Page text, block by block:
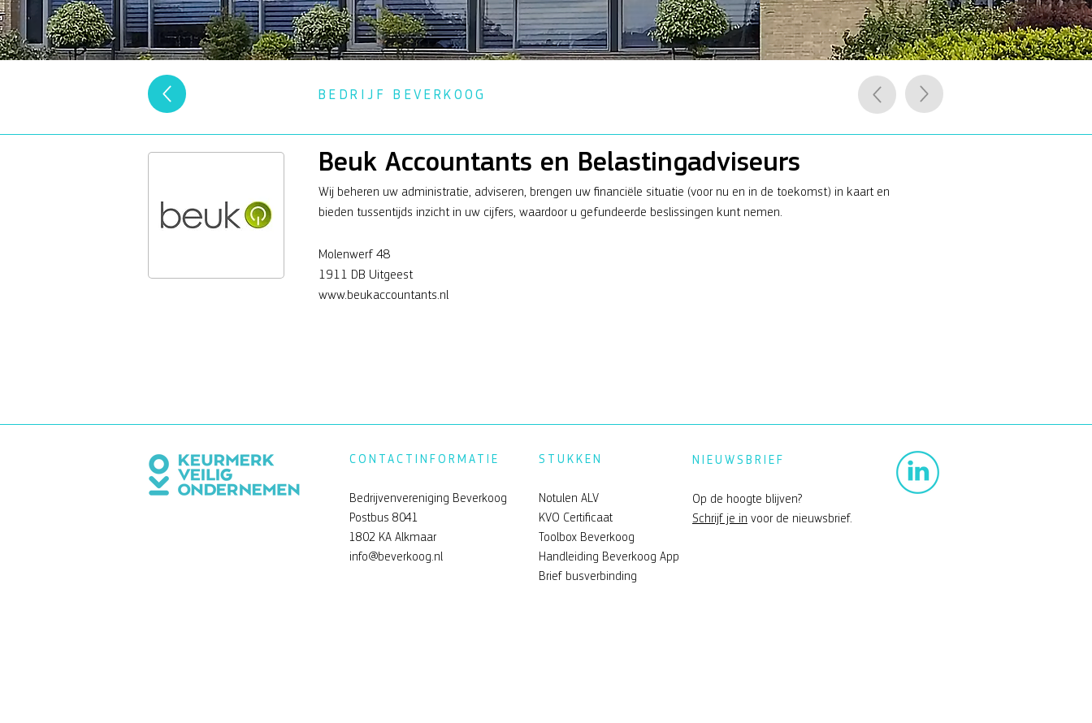
BEDRIJF BEVERKOOG
Beuk Accountants en Belastingadviseurs
Wij beheren uw administratie, adviseren, brengen uw financiële situatie (voor nu en in de toekomst) in kaart en
bieden tussentijds inzicht in uw cijfers, waardoor u gefundeerde beslissingen kunt nemen.
Molenwerf 48
1911 DB Uitgeest
www.beukaccountants.nl
CONTACTINFORMATIE
Bedrijvenvereniging Beverkoog
Postbus 8041
1802 KA Alkmaar
info@beverkoog.nl
STUKKEN
Notulen ALV
KVO Certificaat
Toolbox Beverkoog
Handleiding Beverkoog App
Brief busverbinding
NIEUWSBRIEF
Op de hoogte blijven?
Schrijf je in voor de nieuwsbrief.